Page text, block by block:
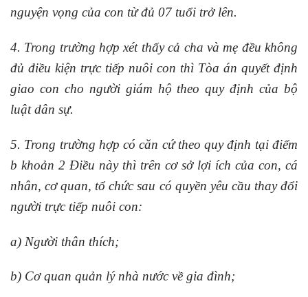
nguyện vọng của con từ đủ 07 tuổi trở lên.
4. Trong trường hợp xét thấy cả cha và mẹ đều không
đủ điều kiện trực tiếp nuôi con thì Tòa án quyết định
giao con cho người giám hộ theo quy định của bộ
luật dân sự.
5. Trong trường hợp có căn cứ theo quy định tại điểm
b khoản 2 Điều này thì trên cơ sở lợi ích của con, cá
nhân, cơ quan, tổ chức sau có quyền yêu cầu thay đổi
người trực tiếp nuôi con:
a) Người thân thích;
b) Cơ quan quản lý nhà nước về gia đình;